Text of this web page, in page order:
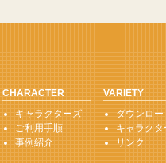
CHARACTER
キャラクターズ
ご利用手順
事例紹介
VARIETY
ダウンロ
キャラク
リンク